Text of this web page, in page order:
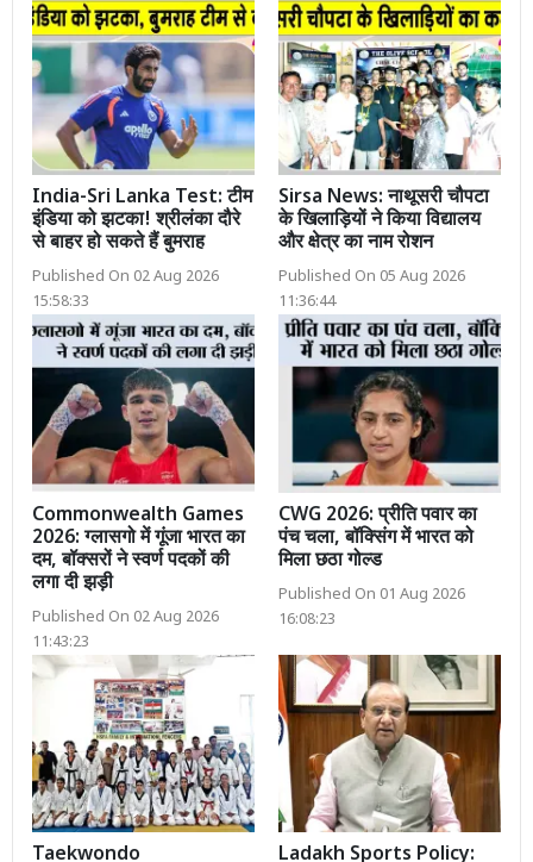
India-Sri Lanka Test: टीम
इंडिया को झटका! श्रीलंका दौरे
से बाहर हो सकते हैं बुमराह
Published On 02 Aug 2026
15:58:33
Sirsa News: नाथूसरी चौपटा
के खिलाड़ियों ने किया विद्यालय
और क्षेत्र का नाम रोशन
Published On 05 Aug 2026
11:36:44
Commonwealth Games
2026: ग्लासगो में गूंजा भारत का
दम, बॉक्सरों ने स्वर्ण पदकों की
लगा दी झड़ी
Published On 02 Aug 2026
11:43:23
CWG 2026: प्रीति पवार का
पंच चला, बॉक्सिंग में भारत को
मिला छठा गोल्ड
Published On 01 Aug 2026
16:08:23
Taekwondo
Ladakh Sports Policy: